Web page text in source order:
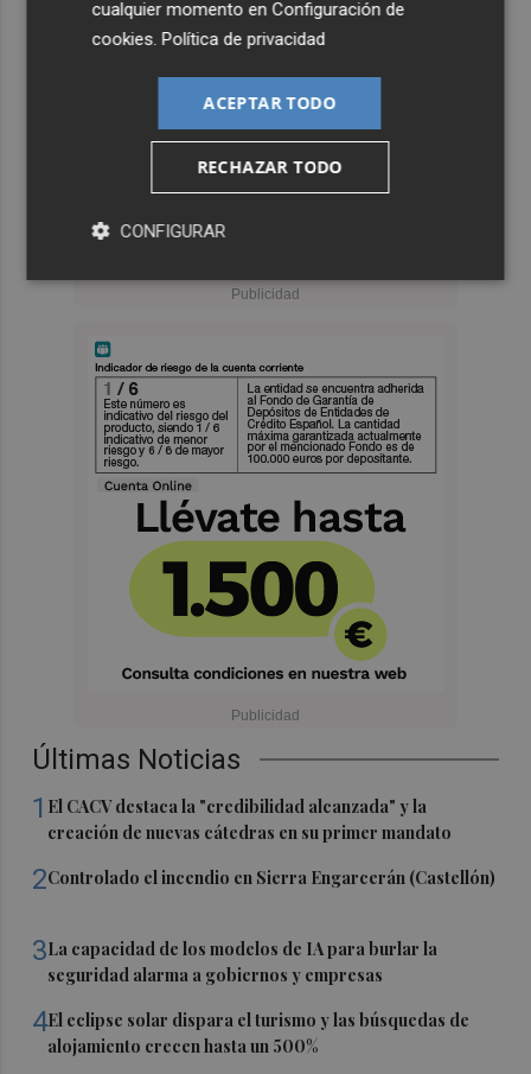
Últimas Noticias
1 El CACV destaca la "credibilidad alcanzada" y la
creación de nuevas cátedras en su primer mandato
2Controlado el incendio en Sierra Engarcerán (Castellón)
3La capacidad de los modelos de IA para burlar la
seguridad alarma a gobiernos y empresas
4El eclipse solar dispara el turismo y las búsquedas de
alojamiento crecen hasta un 500%
cualquier momento enConfiguración de
cookies .Política de privacidad
ACEPTAR TODO
RECHAZAR TODO
CONFIGURAR